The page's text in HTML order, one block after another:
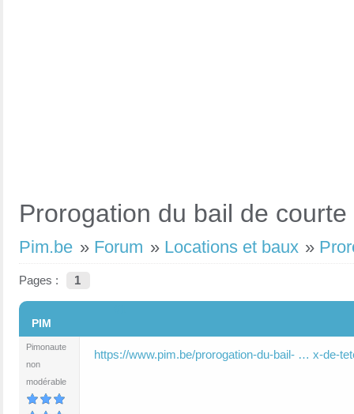
Prorogation du bail de
Pim.be » Forum » Locations et baux »
Pages : 1
PIM
Pimonaute
non
modérable
https://www.pim.be/prorogation-du-bail- … x-de-